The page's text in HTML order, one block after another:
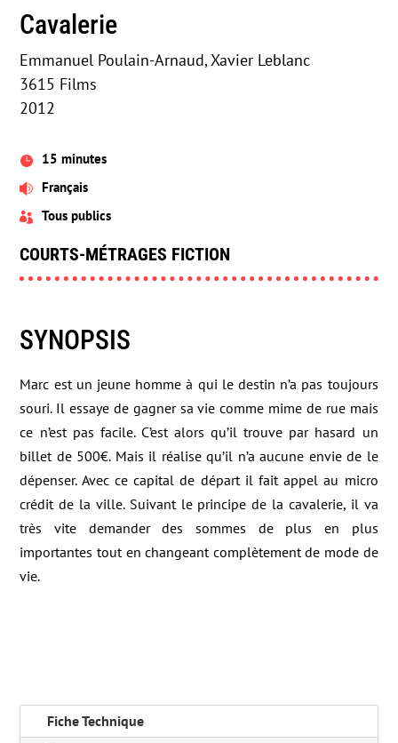
Cavalerie
Emmanuel Poulain-Arnaud, Xavier Leblanc
3615 Films
2012
 15 minutes
 Français
 Tous publics
COURTS-MÉTRAGES FICTION
SYNOPSIS
Marc est un jeune homme à qui le destin n’a pas toujours
souri. Il essaye de gagner sa vie comme mime de rue mais
ce n’est pas facile. C’est alors qu’il trouve par hasard un
billet de 500€. Mais il réalise qu’il n’a aucune envie de le
dépenser. Avec ce capital de départ il fait appel au micro
crédit de la ville. Suivant le principe de la cavalerie, il va
très vite demander des sommes de plus en plus
importantes tout en changeant complètement de mode de
vie.
Fiche Technique